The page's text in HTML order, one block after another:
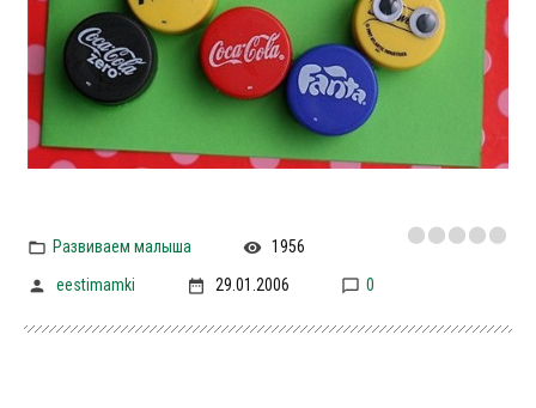
Развиваем малыша 1956
eestimamki 29.01.2006 0